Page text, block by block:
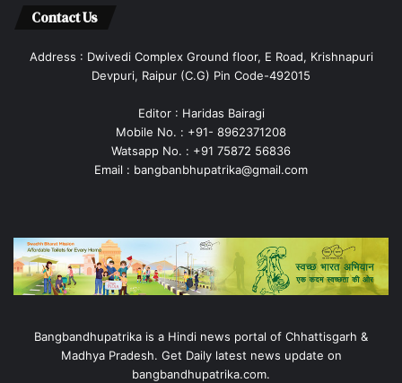
Contact Us
Address : Dwivedi Complex Ground floor, E Road, Krishnapuri
Devpuri, Raipur (C.G) Pin Code-492015
Editor : Haridas Bairagi
Mobile No. : +91- 8962371208
Watsapp No. : +91 75872 56836
Email : bangbanbhupatrika@gmail.com
Bangbandhupatrika is a Hindi news portal of Chhattisgarh &
Madhya Pradesh. Get Daily latest news update on
bangbandhupatrika.com.